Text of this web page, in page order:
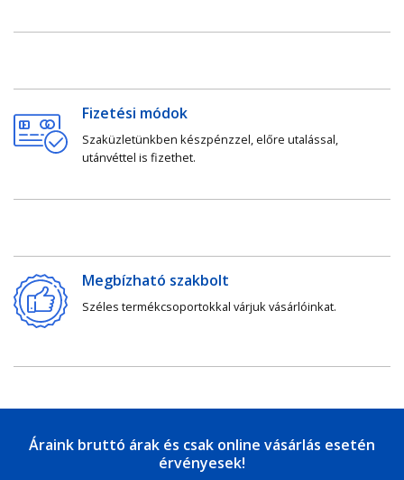
Fizetési módok
Szaküzletünkben készpénzzel, előre utalással,
utánvéttel is fizethet.
Megbízható szakbolt
Széles termékcsoportokkal várjuk vásárlóinkat.
Áraink bruttó árak és csak online vásárlás esetén
érvényesek!